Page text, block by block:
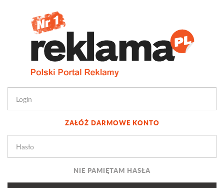
ZAŁÓŻ DARMOWE KONTO
NIE PAMIĘTAM HASŁA